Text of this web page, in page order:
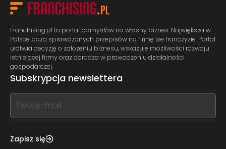
Franchising.pl to portal pomysłów na własny biznes. Największa w
Polsce baza sprawdzonych przepisów na firmę we franczyzie. Portal
ułatwia decyzję o założeniu biznesu, wskazuje możliwości rozwoju
istniejącej firmy oraz doradza w prowadzeniu działalności
gospodarczej.
Subskrypcja newslettera
If
you
this,
Zapisz się